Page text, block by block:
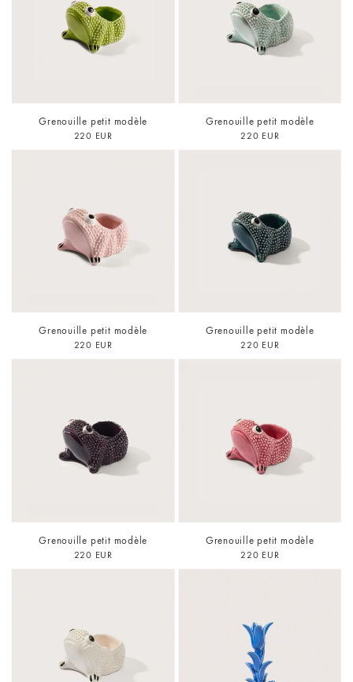
Grenouille petit modèle
220 EUR
Grenouille petit modèle
220 EUR
Grenouille petit modèle
220 EUR
Grenouille petit modèle
220 EUR
Grenouille petit modèle
220 EUR
Grenouille petit modèle
220 EUR